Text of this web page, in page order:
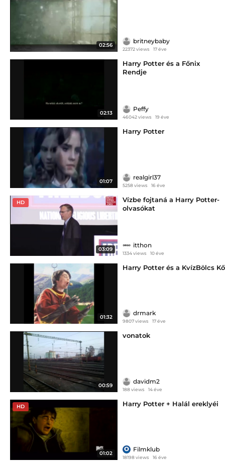
02:56
britneybaby
22372 views 17 éve
02:13
Harry Potter és a Főnix
Rendje
Peffy
46042 views 19 éve
01:07
Harry Potter
realgirl37
5258 views 16 éve
HD
03:09
Vízbe fojtaná a Harry Potter-
olvasókat
itthon
1334 views 10 éve
01:32
Harry Potter és a KvízBölcs Kő
drmark
9807 views 17 éve
00:59
vonatok
davidm2
188 views 14 éve
HD
01:02
Harry Potter + Halál ereklyéi
Filmklub
18198 views 16 éve